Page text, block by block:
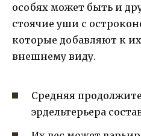
особях может быть и
стоячие уши с
которые добавляют к
внешнему виду.
Средняя
эрдельтерьера